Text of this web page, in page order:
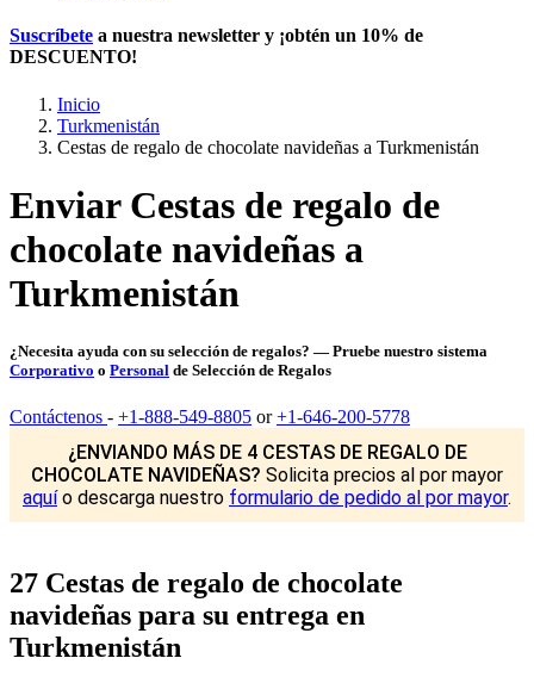
Suscríbete a nuestra newsletter y ¡obtén un 10% de
DESCUENTO!
Inicio
Turkmenistán
Cestas de regalo de chocolate navideñas a Turkmenistán
Enviar Cestas de regalo de
chocolate navideñas a
Turkmenistán
¿Necesita ayuda con su selección de regalos? — Pruebe nuestro sistema
Corporativo o Personal de Selección de Regalos
Contáctenos - +1-888-549-8805 or+1-646-200-5778
¿ENVIANDO MÁS DE 4 CESTAS DE REGALO DE
CHOCOLATE NAVIDEÑAS? Solicita precios al por mayor
aquío descarga nuestro formulario de pedido al por mayor.
27 Cestas de regalo de chocolate
navideñas para su entrega en
Turkmenistán